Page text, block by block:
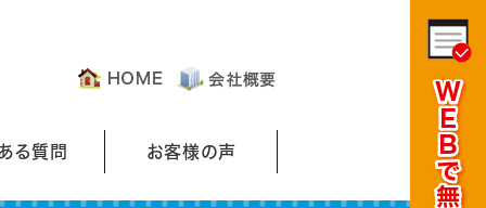
る質問 お客様の声